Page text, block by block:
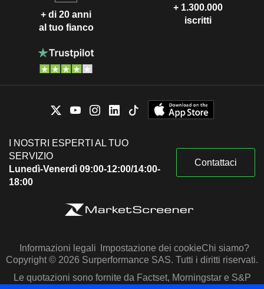
+ di 20 anni
al tuo fianco
+ 1.300.000
iscritti
I NOSTRI ESPERTI AL TUO
SERVIZIO
Lunedì-Venerdì 09:00-12:00/14:00-
18:00
Contattaci
Informazioni legali Impostazione dei cookieChi siamo?
Copyright © 2026 Surperformance SAS. Tutti i diritti riservati.
Le quotazioni sono fornite da Factset, Morningstar e S&P